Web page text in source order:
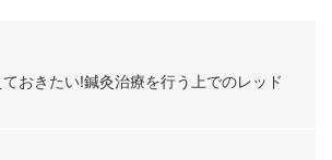
おきたい!鍼灸治療を行う上でのレッド